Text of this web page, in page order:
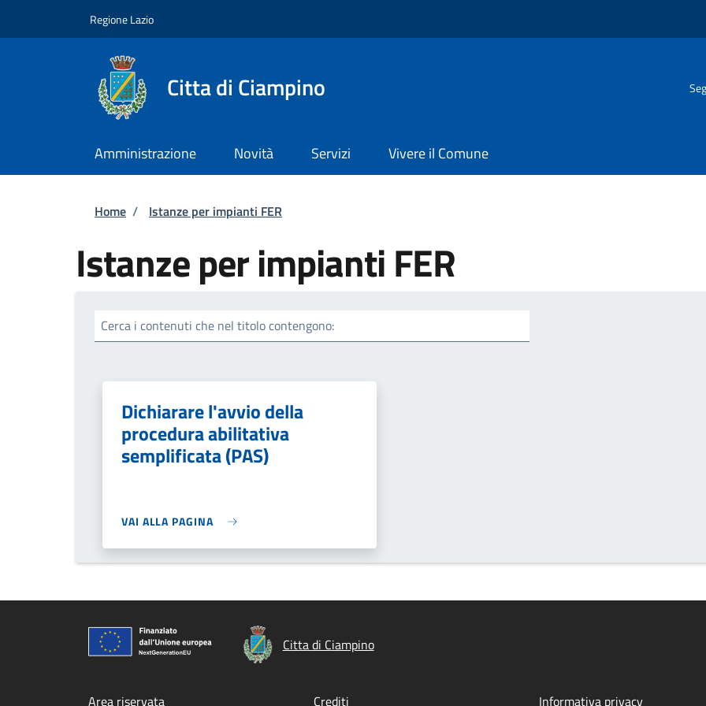
Regione Lazio
Citta di Ciampino
Amministrazione Novità Servizi Vivere il Comune
Briciole di pane
Home / Istanze per impianti FER
Istanze per impianti FER
Cerca i contenuti che nel titolo contengono:
Dichiarare l'avvio della
procedura abilitativa
semplificata (PAS)
VAI ALLA PAGINA
Citta di Ciampino
Area riservata Crediti Informativa privacy